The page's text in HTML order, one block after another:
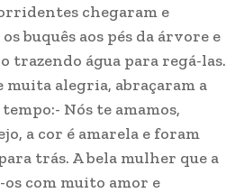
chegaram e
buquês aos pés da árvore e
trazendo água para regá-las.
muita alegria, abraçaram a
Nós te amamos,
a cor é amarela e foram
trás. A bela mulher que a
com muito amor e